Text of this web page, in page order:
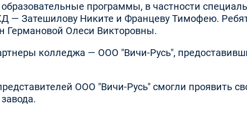
программы, в частности
— Затешилову Никите и Францеву Тимофею.
Германовой Олеси Викторовны.
колледжа — ООО "Вичи-Русь",
ООО "Вичи-Русь" смогли проявить